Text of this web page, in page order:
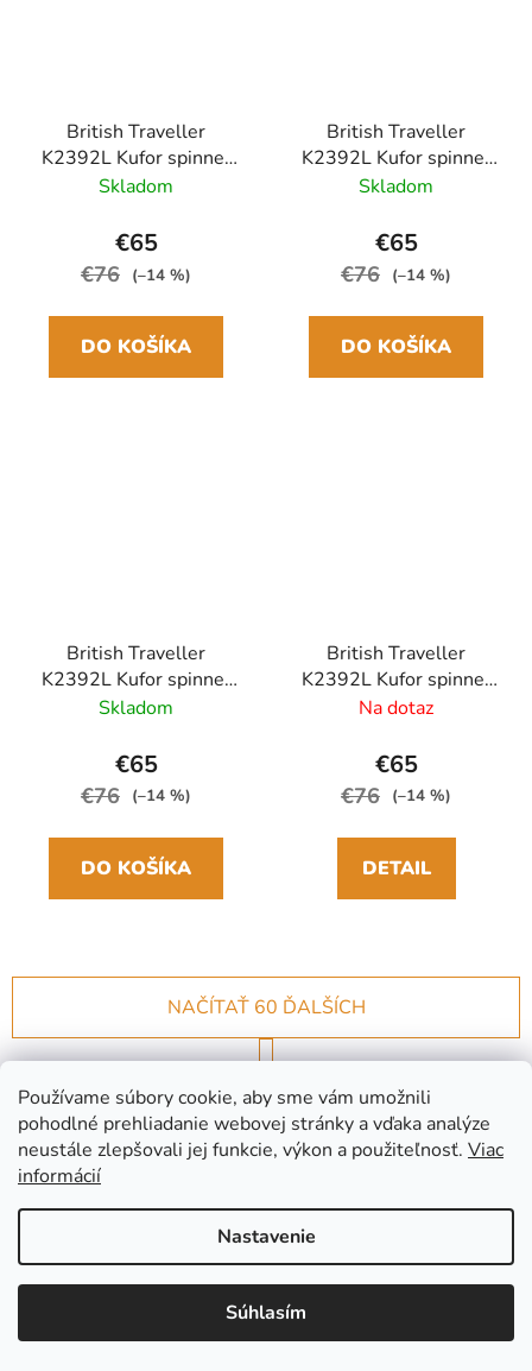
Používame súbory cookie, aby sme vám umožnili
pohodlné prehliadanie webovej stránky a vďaka analýze
neustále zlepšovali jej funkcie, výkon a použiteľnosť. Viac
informácií
Nastavenie
Súhlasím
British Traveller
K2392L Kufor spinner
66cm Hnedý
Skladom
€65
€76 (–14 %)
DO KOŠÍKA
British Traveller
K2392L Kufor spinner
66cm Krémový
Skladom
€65
€76 (–14 %)
DO KOŠÍKA
British Traveller
K2392L Kufor spinner
66cm Modrý
Skladom
€65
€76 (–14 %)
DO KOŠÍKA
British Traveller
K2392L Kufor spinner
66cm Sivý Polypropylén
Na dotaz
€65
€76 (–14 %)
DETAIL
O
v
l
d
a
c
i
e
p
NAČÍTAŤ 60 ĎALŠÍCH
S
t
r
á
n
k
v
a
n
i
1 4
238 položiek celkom
HORE
Tovar naozaj skladom Doprava nad 60 € zadarmo